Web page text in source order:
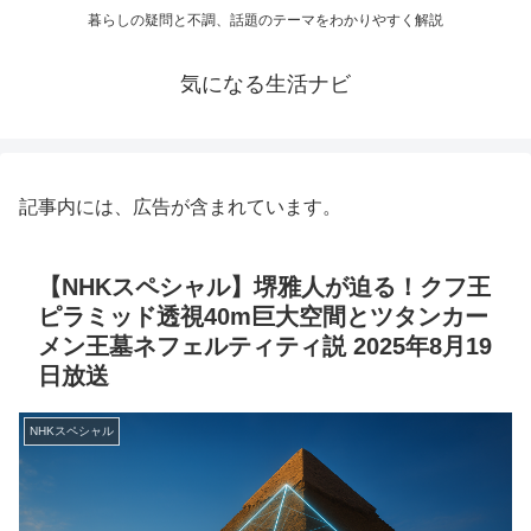
暮らしの疑問と不調、話題のテーマをわかりやすく解説
気になる生活ナビ
記事内には、広告が含まれています。
【NHKスペシャル】堺雅人が迫る！クフ王
ピラミッド透視40m巨大空間とツタンカー
メン王墓ネフェルティティ説 2025年8月19
日放送
NHKスペシャル